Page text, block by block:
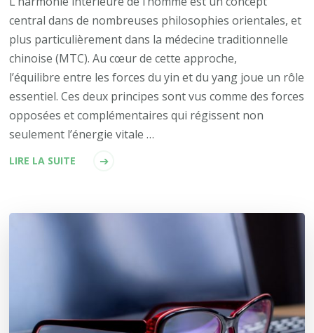
central dans de nombreuses philosophies orientales, et
plus particulièrement dans la médecine traditionnelle
chinoise (MTC). Au cœur de cette approche,
l’équilibre entre les forces du yin et du yang joue un rôle
essentiel. Ces deux principes sont vus comme des forces
opposées et complémentaires qui régissent non
seulement l’énergie vitale …
LIRE LA SUITE